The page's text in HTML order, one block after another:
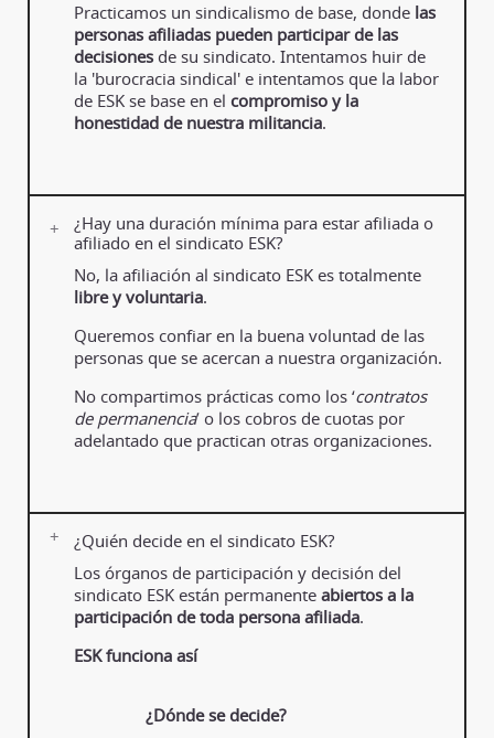
Practicamos un sindicalismo de base, donde las
personas afiliadas pueden participar de las
decisiones de su sindicato. Intentamos huir de
la 'burocracia sindical' e intentamos que la labor
de ESK se base en el compromiso y la
honestidad de nuestra militancia.
¿Hay una duración mínima para estar afiliada o
afiliado en el sindicato ESK?
No, la afiliación al sindicato ESK es totalmente
libre y voluntaria.
Queremos confiar en la buena voluntad de las
personas que se acercan a nuestra organización.
No compartimos prácticas como los ‘contratos
de permanencia’ o los cobros de cuotas por
adelantado que practican otras organizaciones.
¿Quién decide en el sindicato ESK?
Los órganos de participación y decisión del
sindicato ESK están permanente abiertos a la
participación de toda persona afiliada.
ESK funciona así
¿Dónde se decide?